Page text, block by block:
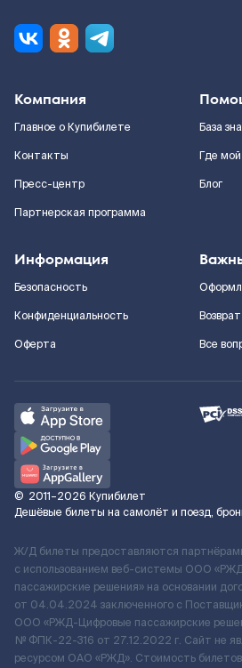
Компания
Главное о Купибилете
Контакты
Пресс-центр
Партнерская программа
База
Где
Блог
Информация
Безопасность
Конфиденциальность
Оферта
Все
© 2011–2026 Купибилет
Дешёвые билеты на самолёт и поезд,
Ж/Д билеты предоставляются
с использованием веб-системы ООО
пассажирские решения» на основании
от 04.04.2024 заключенного с
ООО «РЖД-Цифровые пассажирские
№ ФПК-22-316 от 27.12.2022 г. Сайт не
ресурсом ОАО «РЖД». Стоимость